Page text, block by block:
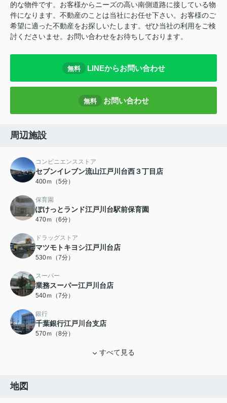
的な物件です。お客様からニーズの高い南側道路に接している物
件になります。不動産のことは当社にお任せ下さい。お客様のご
希望に適った不動産をお探しいたします。ぜひ当社の利用をご検
討くださいませ。お問い合わせをお待ちしております。
無料 LINEからお問い合わせ
無料 お問い合わせ
周辺施設
コンビニエンスストア
セブンイレブン流山江戸川台西３丁目店
400ｍ（5分）
保育園
ぽけっとランド江戸川台駅前保育園
470ｍ（6分）
ドラッグストア
マツモトキヨシ江戸川台店
530ｍ（7分）
スーパー
業務スーパー江戸川台店
540ｍ（7分）
銀行
千葉銀行江戸川台支店
570ｍ（8分）
すべて見る
地図